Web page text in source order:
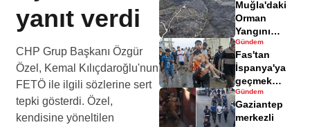
yanıt verdi
CHP Grup Başkanı Özgür
Özel, Kemal Kılıçdaroğlu'nun
FETÖ ile ilgili sözlerine sert
tepki gösterdi. Özel,
kendisine yöneltilen
yaralandı
Muğla'daki
Orman
Yangını
Sonrası
Zarar Gören
Alanlar
Havadisinde
Gündem
Fas'tan
İspanya'ya
geçmek
isteyen
göçmenler
geri döndü
Gündem
Gaziantep
merkezli